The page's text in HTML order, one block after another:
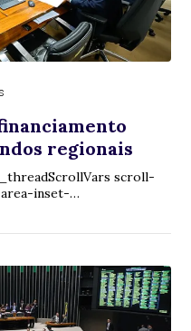
regionais
scroll-
inset-